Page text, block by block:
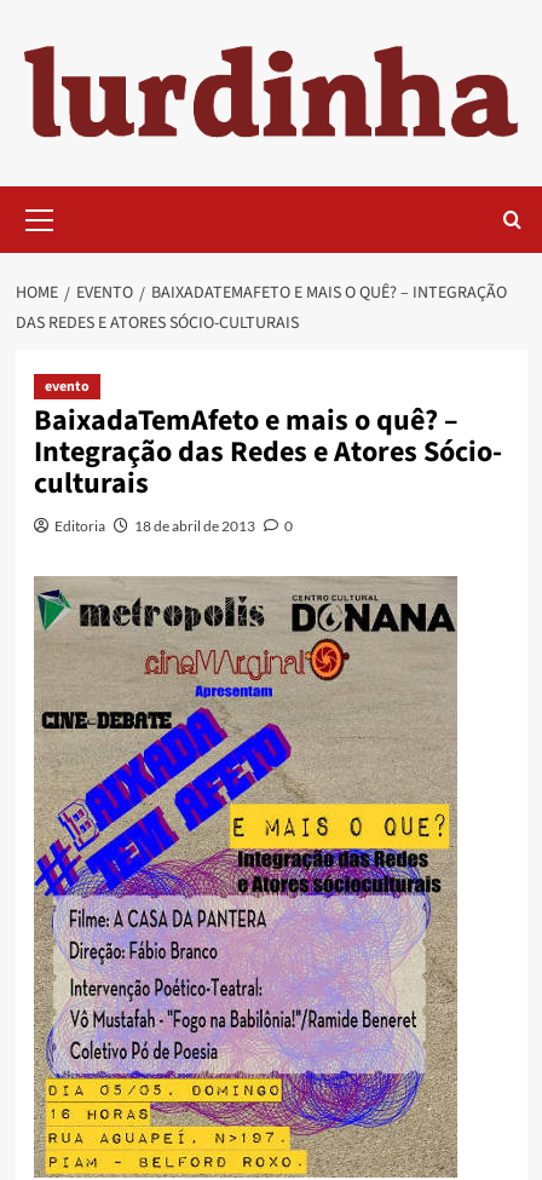
content
Menu
HOME EVENTO
BAIXADATEMAFETO E MAIS O QUÊ? – INTEGRAÇÃO
DAS REDES E ATORES SÓCIO-CULTURAIS
evento
BaixadaTemAfeto e mais o quê? –
Integração das Redes e Atores Sócio-
culturais
Editoria 18 de abril de 2013 0